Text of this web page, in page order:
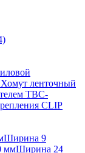
Хомут ленточный
TBC-
CLIP
Ширина 9
ммШирина 24